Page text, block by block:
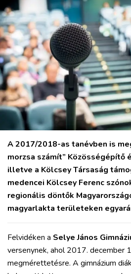
VÁROS
RÉGIÓ
SPORT
KULTÚRA
PODCAST
MIX
A 2017/2018-as tanévben is
morzsa számít” Közösségépítő
illetve a Kölcsey Társaság
medencei Kölcsey Ferenc
regionális döntők
magyarlakta területeken
Felvidéken a Selye János
versenynek, ahol 2017. december
megmérettetésre. A gimnázium